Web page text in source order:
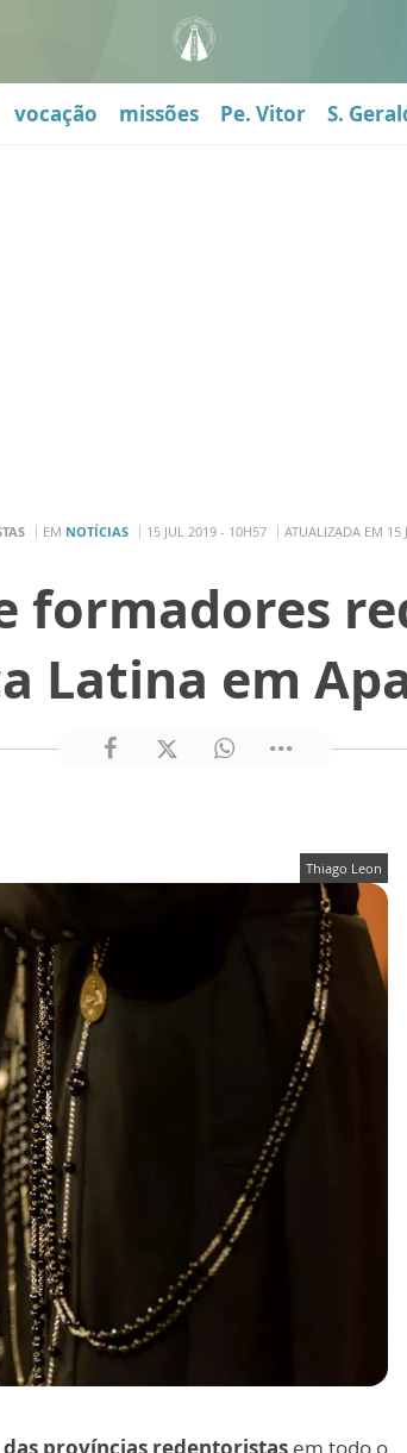
vocação missões Pe. Vitor S.
EM NOTÍCIAS 15 JUL 2019 - 10H57 ATUALIZADA EM 15
formadores
Latina em
Thiago Leon